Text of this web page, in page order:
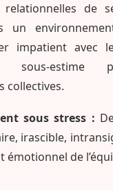
relationnelles de
un
impatient avec
sous-estime
collectives.
sous stress :
irascible,
émotionnel de